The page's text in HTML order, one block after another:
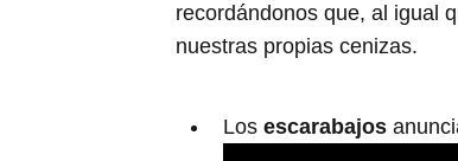
recordándonos que, al igual
nuestras propias cenizas.
Los escarabajos